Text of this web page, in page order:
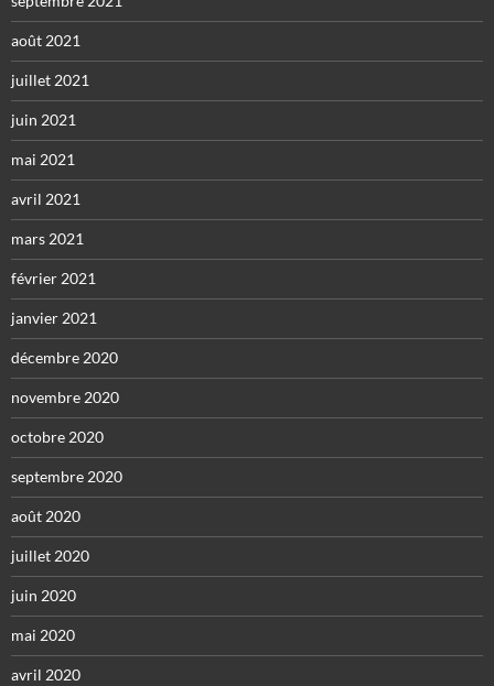
août 2021
juillet 2021
juin 2021
mai 2021
avril 2021
mars 2021
février 2021
janvier 2021
décembre 2020
novembre 2020
octobre 2020
septembre 2020
août 2020
juillet 2020
juin 2020
mai 2020
avril 2020